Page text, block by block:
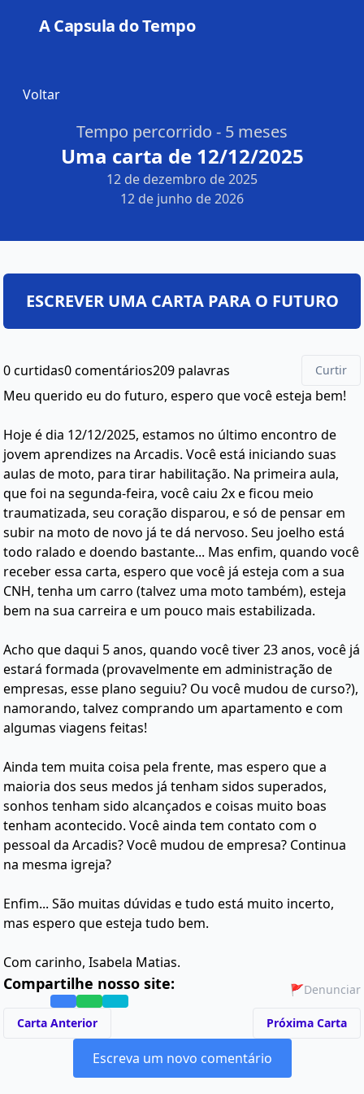
A Capsula do Tempo
Voltar
Tempo percorrido - 5 meses
Uma carta de 12/12/2025
12 de dezembro de 2025
12 de junho de 2026
0 curtidas0 comentários209 palavras Curtir
Meu querido eu do futuro, espero que você esteja bem!
Hoje é dia 12/12/2025, estamos no último encontro de
jovem aprendizes na Arcadis. Você está iniciando suas
aulas de moto, para tirar habilitação. Na primeira aula,
que foi na segunda-feira, você caiu 2x e ficou meio
traumatizada, seu coração disparou, e só de pensar em
subir na moto de novo já te dá nervoso. Seu joelho está
todo ralado e doendo bastante... Mas enfim, quando você
receber essa carta, espero que você já esteja com a sua
CNH, tenha um carro (talvez uma moto também), esteja
bem na sua carreira e um pouco mais estabilizada.
Acho que daqui 5 anos, quando você tiver 23 anos, você já
estará formada (provavelmente em administração de
empresas, esse plano seguiu? Ou você mudou de curso?),
namorando, talvez comprando um apartamento e com
algumas viagens feitas!
Ainda tem muita coisa pela frente, mas espero que a
maioria dos seus medos já tenham sidos superados,
sonhos tenham sido alcançados e coisas muito boas
tenham acontecido. Você ainda tem contato com o
pessoal da Arcadis? Você mudou de empresa? Continua
na mesma igreja?
Enfim... São muitas dúvidas e tudo está muito incerto,
mas espero que esteja tudo bem.
Com carinho, Isabela Matias.
Compartilhe nosso site: 🚩Denunciar
Carta Anterior Próxima Carta
Escreva um novo comentário
ESCREVER UMA CARTA PARA O FUTURO